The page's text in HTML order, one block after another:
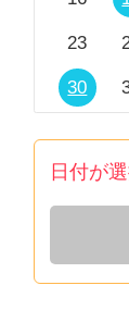
23
30
日付が